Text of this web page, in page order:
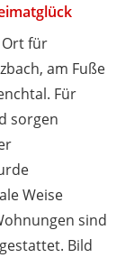
Ort für
am Fuße
Für
sorgen
Weise
sind
Bild